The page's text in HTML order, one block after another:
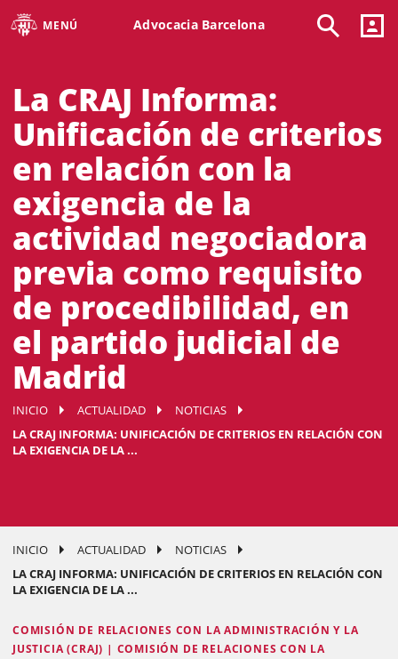
MENÚ Advocacia Barcelona
La CRAJ Informa:
Unificación de criterios
en relación con la
exigencia de la
actividad negociadora
previa como requisito
de procedibilidad, en
el partido judicial de
Madrid
INICIO ACTUALIDAD
NOTICIAS
LA CRAJ INFORMA: UNIFICACIÓN DE CRITERIOS EN RELACIÓN CON
LA EXIGENCIA DE LA ...
INICIO ACTUALIDAD
NOTICIAS
LA CRAJ INFORMA: UNIFICACIÓN DE CRITERIOS EN RELACIÓN CON
LA EXIGENCIA DE LA ...
COMISIÓN DE RELACIONES CON LA ADMINISTRACIÓN Y LA
JUSTICIA (CRAJ) | COMISIÓN DE RELACIONES CON LA